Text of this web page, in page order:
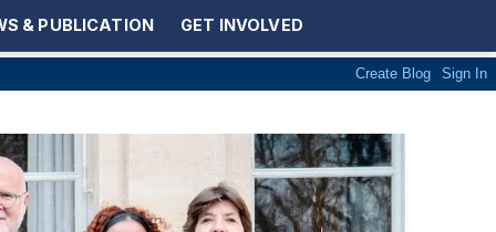
& PUBLICATION GET INVOLVED